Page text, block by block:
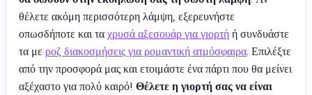
θέλετε ακόμη περισσότερη λάμψη, εξερευνήστε
οπωσδήποτε και τα χρυσά αξεσουάρ για γιορτή ή συνδυάστε
τα με ροζ διακοσμήσεις για ρομαντική ατμόσφαιρα. Επιλέξτε
από την προσφορά μας και ετοιμάστε ένα πάρτι που θα μείνει
αξέχαστο για πολύ καιρό! Θέλετε η γιορτή σας να είναι